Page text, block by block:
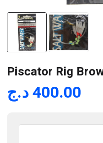
Piscator Rig
400.00د.ج
quantité